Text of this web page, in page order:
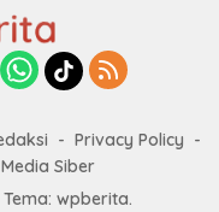
Privacy Policy
Siber
Tema: wpberita.